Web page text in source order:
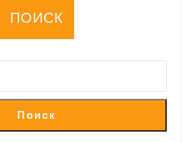
ПОИСК
Поиск